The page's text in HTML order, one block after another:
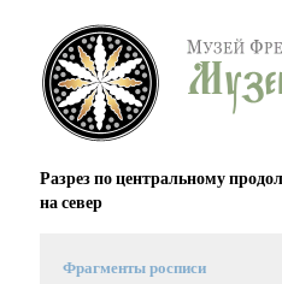
Разрез по центральному
на север
Фрагменты росписи